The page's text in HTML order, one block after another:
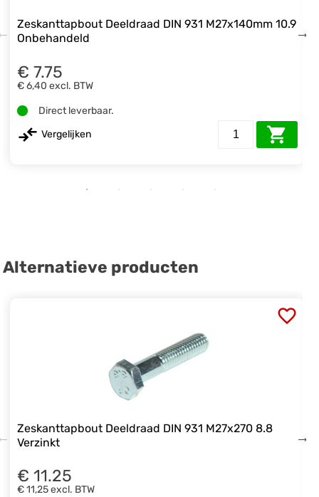
Zeskanttapbout Deeldraad DIN 931 M27x140mm 10.9
Onbehandeld
€ 7.75
€ 6,40 excl. BTW
Direct leverbaar.
Vergelijken
Alternatieve producten
Zeskanttapbout Deeldraad DIN 931 M27x270 8.8
Verzinkt
€ 11.25
€ 11,25excl. BTW